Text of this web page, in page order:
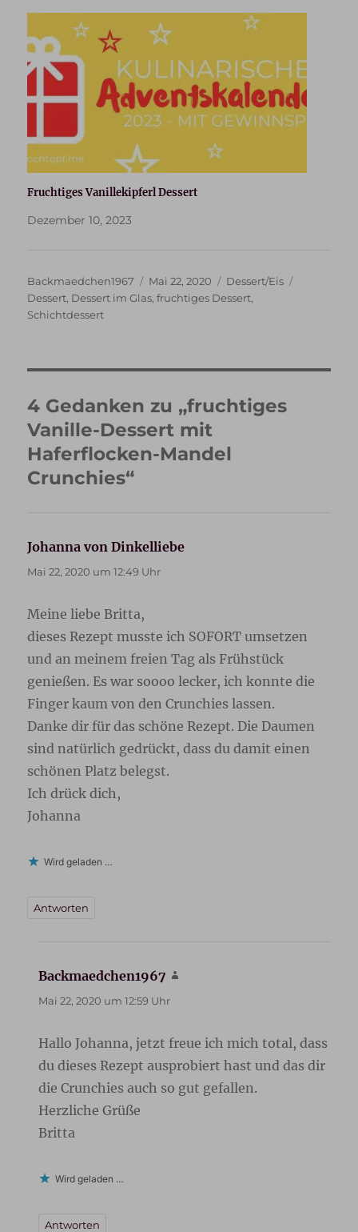
Fruchtiges Vanillekipferl Dessert
Dezember 10, 2023
Autor
Backmaedchen1967
Veröffentlicht
am
Mai 22, 2020 Kategorien
Dessert/Eis
Dessert, Dessert im Glas,fruchtiges Dessert,
Schichtdessert
4 Gedanken zu „fruchtiges
Vanille-Dessert mit
Haferflocken-Mandel
Crunchies“
Johanna von Dinkelliebe
Mai 22, 2020 um 12:49 Uhr
Meine liebe Britta,
dieses Rezept musste ich SOFORT umsetzen
und an meinem freien Tag als Frühstück
genießen. Es war soooo lecker, ich konnte die
Finger kaum von den Crunchies lassen.
Danke dir für das schöne Rezept. Die Daumen
sind natürlich gedrückt, dass du damit einen
schönen Platz belegst.
Ich drück dich,
Johanna
Wird geladen …
Antworten
Backmaedchen1967
Mai 22, 2020 um 12:59 Uhr
Hallo Johanna, jetzt freue ich mich total, dass
du dieses Rezept ausprobiert hast und das dir
die Crunchies auch so gut gefallen.
Herzliche Grüße
Britta
Wird geladen …
Antworten